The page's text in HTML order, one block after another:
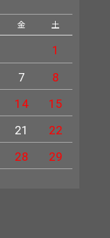
金 土
1
7
8
14
15
21
22
28
29